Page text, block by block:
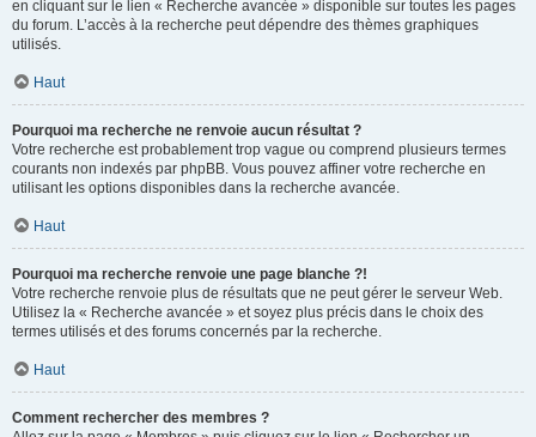
en cliquant sur le lien « Recherche avancée » disponible sur toutes les pages
du forum. L’accès à la recherche peut dépendre des thèmes graphiques
utilisés.
Haut
Pourquoi ma recherche ne renvoie aucun résultat ?
Votre recherche est probablement trop vague ou comprend plusieurs termes
courants non indexés par phpBB. Vous pouvez affiner votre recherche en
utilisant les options disponibles dans la recherche avancée.
Haut
Pourquoi ma recherche renvoie une page blanche ?!
Votre recherche renvoie plus de résultats que ne peut gérer le serveur Web.
Utilisez la « Recherche avancée » et soyez plus précis dans le choix des
termes utilisés et des forums concernés par la recherche.
Haut
Comment rechercher des membres ?